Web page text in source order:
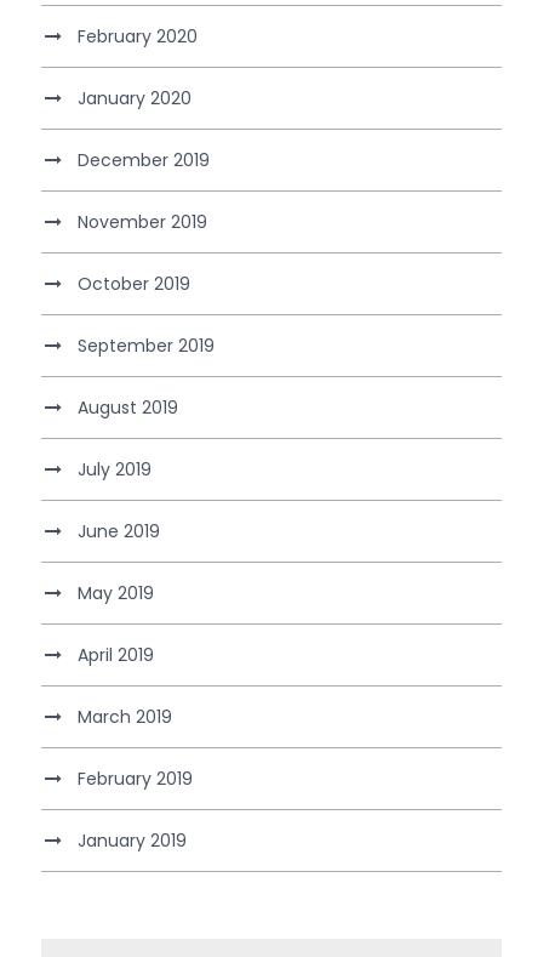
February 2020
January 2020
December 2019
November 2019
October 2019
September 2019
August 2019
July 2019
June 2019
May 2019
April 2019
March 2019
February 2019
January 2019